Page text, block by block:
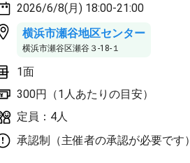
2026/6/8(月) 18:00-21:00
横浜市瀬谷地区センター
横浜市瀬谷区瀬谷３-18-１
1面
300円（1人あたりの目安）
定員：4人
承認制（主催者の承認が必要です）